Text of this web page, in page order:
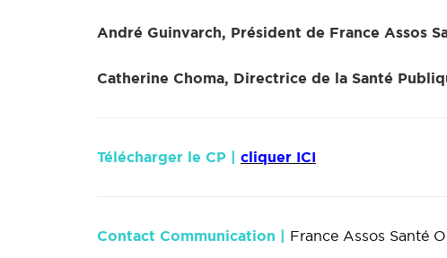
André Guinvarch, Président de France Assos
Catherine Choma, Directrice de la Santé
Télécharger le CP | cliquer ICI
Contact Communication | France Assos Santé